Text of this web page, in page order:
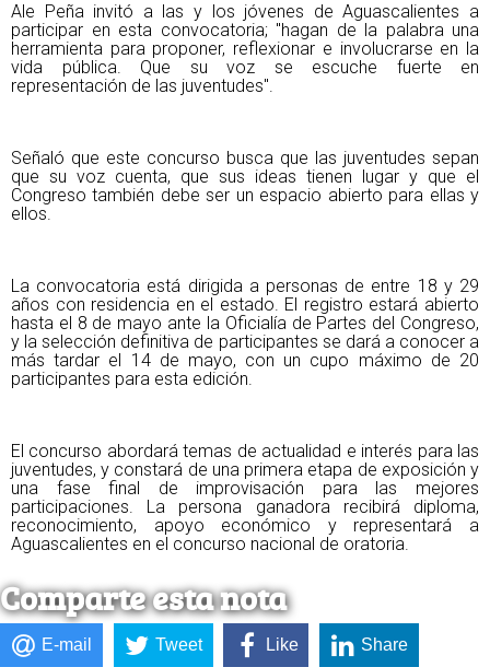
Ale Peña invitó a las y los jóvenes de Aguascalientes a
participar en esta convocatoria; "hagan de la palabra una
herramienta para proponer, reflexionar e involucrarse en la
vida pública. Que su voz se escuche fuerte en
representación de las juventudes".
Señaló que este concurso busca que las juventudes sepan
que su voz cuenta, que sus ideas tienen lugar y que el
Congreso también debe ser un espacio abierto para ellas y
ellos.
La convocatoria está dirigida a personas de entre 18 y 29
años con residencia en el estado. El registro estará abierto
hasta el 8 de mayo ante la Oficialía de Partes del Congreso,
y la selección definitiva de participantes se dará a conocer a
más tardar el 14 de mayo, con un cupo máximo de 20
participantes para esta edición.
El concurso abordará temas de actualidad e interés para las
juventudes, y constará de una primera etapa de exposición y
una fase final de improvisación para las mejores
participaciones. La persona ganadora recibirá diploma,
reconocimiento, apoyo económico y representará a
Aguascalientes en el concurso nacional de oratoria.
Comparte esta nota
E-mail Tweet Like Share